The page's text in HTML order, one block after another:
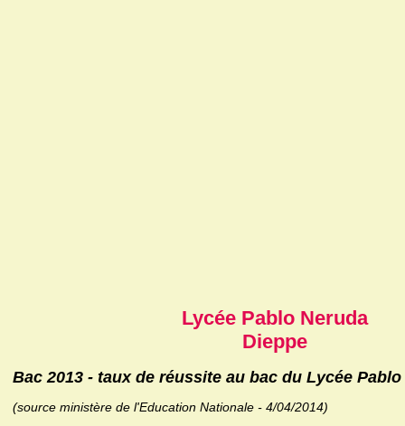
Lycée Pablo Neruda
Dieppe
Bac 2013 - taux de réussite au bac du Lycée
(source ministère de l'Education Nationale - 4/04/2014)